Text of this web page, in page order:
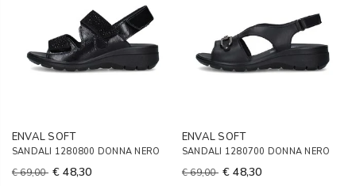
ENVAL SOFT
SANDALI 1280800 DONNA NERO
€ 69,00 € 48,30
ENVAL SOFT
SANDALI 1280700 DONNA NERO
€ 69,00 € 48,30